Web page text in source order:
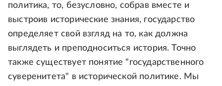
политика, то, безусловно, собрав вместе и
выстроив исторические знания, государство
определяет свой взгляд на то, как должна
выглядеть и преподноситься история. Точно
также существует понятие "государственного
суверенитета" в исторической политике. Мы